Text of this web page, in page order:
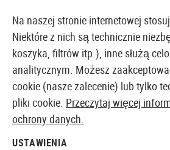
EUROPEJSKI AIRSOFT SKLEP I
Strona główna
Na naszej stronie internetowej
Niektóre z nich są technicznie
koszyka, filtrów itp.), inne służą
analitycznym. Możesz
cookie (nasze zalecenie) lub tylko
pliki cookie. Przeczytaj więcej
ochrony danych.
USTAWIENIA